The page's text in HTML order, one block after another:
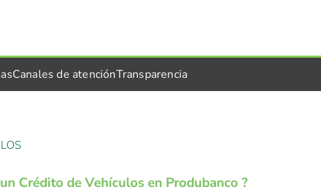
Canales de atenciónTransparencia
Crédito de Vehículos en Produbanco ?